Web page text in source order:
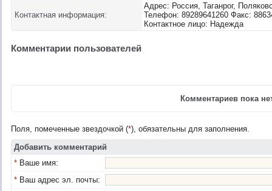
Контактная информация:
Адрес: Россия, Таганрог,
Телефон: 89289641260 Факс:
Контактное лицо: Надежда
Комментарии пользователей
Комментариев пока
Поля, помеченные звездочкой (*), обязательны для заполнения.
Добавить комментарий
* Ваше имя:
* Ваш адрес эл. почты: